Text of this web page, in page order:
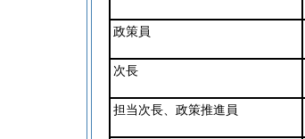
政策員
次長
担当次長、政策推進員